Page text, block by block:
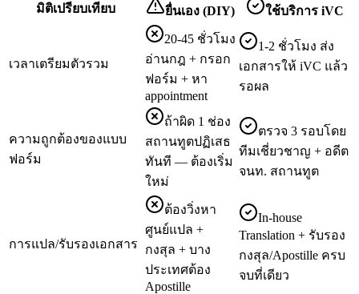
มิติเปรียบเทียบ ยื่นเอง (DIY) ใช้บริการ iVC
เวลาเตรียมตัวรวม
20-45 ชั่วโมง
อ่านกฎ + กรอก
ฟอร์ม + หา
appointment
1-2 ชั่วโมง ส่ง
เอกสารให้ iVC แล้ว
รอผล
ความถูกต้องของแบบ
ฟอร์ม
ถ้าผิด 1 ช่อง
สถานทูตปฏิเสธ
ทันที — ต้องเริ่ม
ใหม่
ตรวจ 3 รอบโดย
ทีมเชี่ยวชาญ + อดีต
จนท. สถานทูต
การแปล/รับรองเอกสาร
ต้องวิ่งหา
ศูนย์แปล +
กงสุล + บาง
ประเทศต้อง
Apostille
In-house
Translation + รับรอง
กงสุล/Apostille ครบ
จบที่เดียว